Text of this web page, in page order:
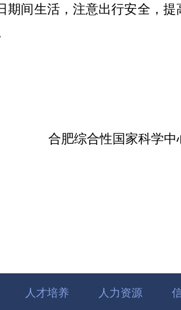
期间生活，注意出行安全， 提
合肥综合性国家科学
人才培养 人力资源